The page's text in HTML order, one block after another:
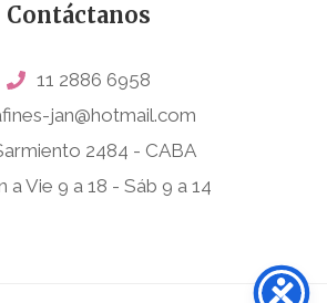
Contáctanos
11 2886 6958
jan@hotmail.com
2484 - CABA
a Vie 9 a 18 - Sáb 9 a 14